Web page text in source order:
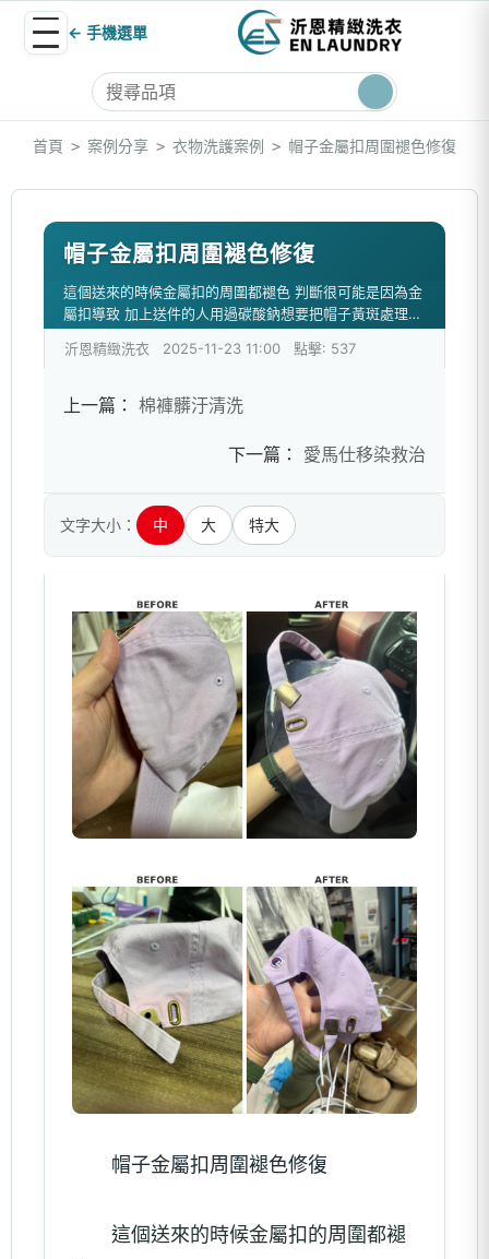
← 手機選單
首頁 > 案例分享 > 衣物洗護案例 > 帽子金屬扣周圍褪色修復
帽子金屬扣周圍褪色修復
這個送來的時候金屬扣的周圍都褪色 判斷很可能是因為金
屬扣導致 加上送件的人用過碳酸鈉想要把帽子黃斑處理掉
沂恩精緻洗衣 2025-11-23 11:00 點擊: 537
上一篇： 棉褲髒汙清洗
下一篇： 愛馬仕移染救治
文字大小： 中 大 特大
帽子金屬扣周圍褪色修復
這個送來的時候金屬扣的周圍都褪